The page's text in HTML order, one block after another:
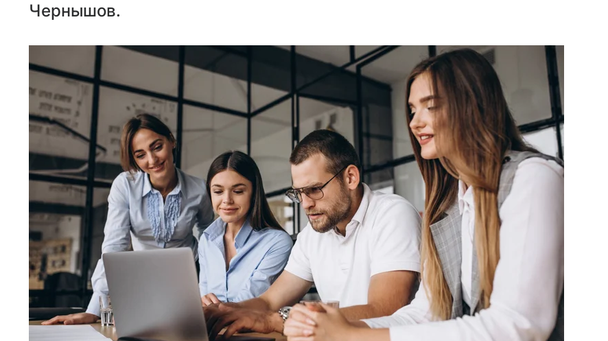
Чернышов.